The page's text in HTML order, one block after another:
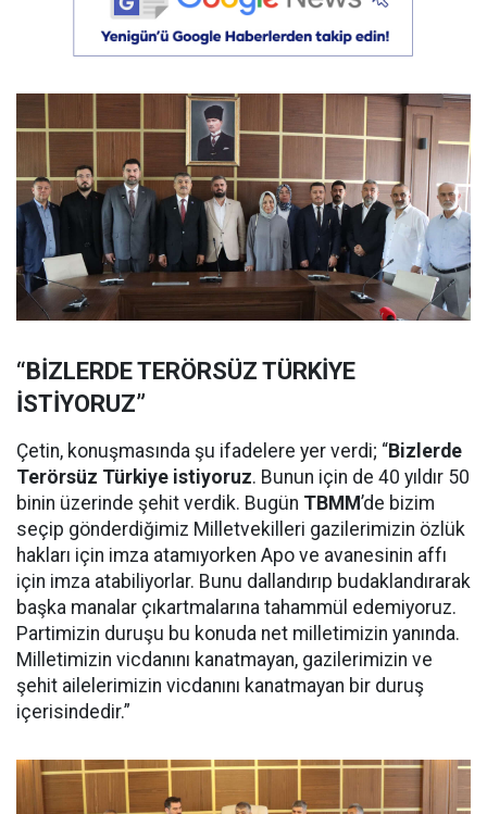
“BİZLERDE TERÖRSÜZ TÜRKİYE
İSTİYORUZ”
Çetin, konuşmasında şu ifadelere yer verdi; “Bizlerde
Terörsüz Türkiye istiyoruz. Bunun için de 40 yıldır 50
binin üzerinde şehit verdik. Bugün TBMM’de bizim
seçip gönderdiğimiz Milletvekilleri gazilerimizin özlük
hakları için imza atamıyorken Apo ve avanesinin affı
için imza atabiliyorlar. Bunu dallandırıp budaklandırarak
başka manalar çıkartmalarına tahammül edemiyoruz.
Partimizin duruşu bu konuda net milletimizin yanında.
Milletimizin vicdanını kanatmayan, gazilerimizin ve
şehit ailelerimizin vicdanını kanatmayan bir duruş
içerisindedir.”